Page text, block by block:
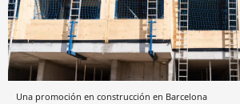
Una promoción en construcción en Barcelona